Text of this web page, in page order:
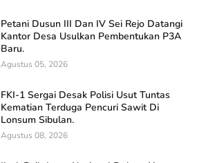
Petani Dusun III Dan IV Sei Rejo Datangi
Kantor Desa Usulkan Pembentukan P3A
Baru.
Agustus 05, 2026
FKI-1 Sergai Desak Polisi Usut Tuntas
Kematian Terduga Pencuri Sawit Di
Lonsum Sibulan.
Agustus 08, 2026